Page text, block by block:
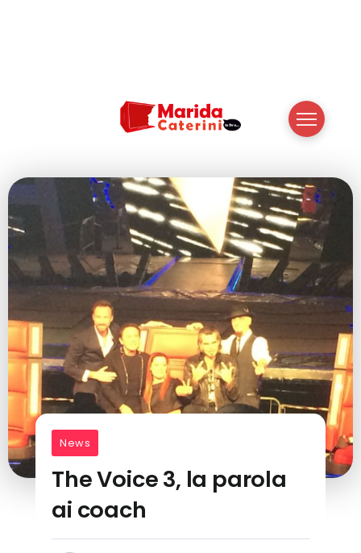
News
The Voice 3, la parola
ai coach